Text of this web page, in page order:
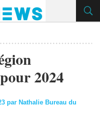
2024
par Nathalie Bureau du